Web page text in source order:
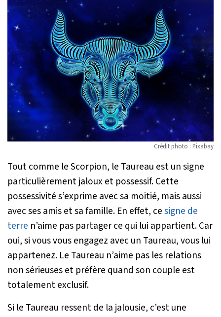
Crédit photo : Pixabay
Tout comme le Scorpion, le Taureau est un signe
particulièrement jaloux et possessif. Cette
possessivité s’exprime avec sa moitié, mais aussi
avec ses amis et sa famille. En effet, cesigne de
terre n’aime pas partager ce qui lui appartient. Car
oui, si vous vous engagez avec un Taureau, vous lui
appartenez. Le Taureau n’aime pas les relations
non sérieuses et préfère quand son couple est
totalement exclusif.
Si le Taureau ressent de la jalousie, c’est une